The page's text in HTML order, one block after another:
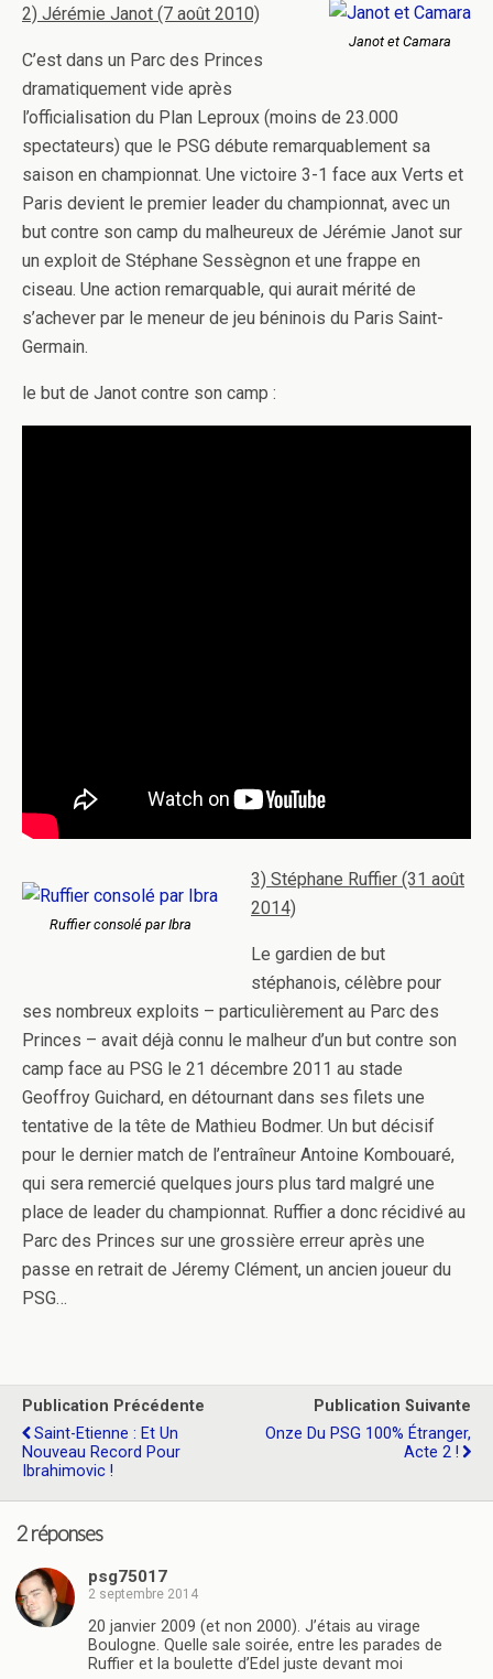
Janot et Camara
2) Jérémie Janot (7 août 2010)
C’est dans un Parc des Princes
dramatiquement vide après
l’officialisation du Plan Leproux (moins de 23.000
spectateurs) que le PSG débute remarquablement sa
saison en championnat. Une victoire 3-1 face aux Verts et
Paris devient le premier leader du championnat, avec un
but contre son camp du malheureux de Jérémie Janot sur
un exploit de Stéphane Sessègnon et une frappe en
ciseau. Une action remarquable, qui aurait mérité de
s’achever par le meneur de jeu béninois du Paris Saint-
Germain.
le but de Janot contre son camp :
Ruffier consolé par Ibra
3) Stéphane Ruffier (31 août
2014)
Le gardien de but
stéphanois, célèbre pour
ses nombreux exploits – particulièrement au Parc des
Princes – avait déjà connu le malheur d’un but contre son
camp face au PSG le 21 décembre 2011 au stade
Geoffroy Guichard, en détournant dans ses filets une
tentative de la tête de Mathieu Bodmer. Un but décisif
pour le dernier match de l’entraîneur Antoine Kombouaré,
qui sera remercié quelques jours plus tard malgré une
place de leader du championnat. Ruffier a donc récidivé au
Parc des Princes sur une grossière erreur après une
passe en retrait de Jéremy Clément, un ancien joueur du
PSG…
Publication Précédente
Saint-Etienne : Et Un
Nouveau Record Pour
Ibrahimovic !
Publication Suivante
Onze Du PSG 100% Étranger,
Acte 2 !
2 réponses
psg75017
2 septembre 2014
20 janvier 2009 (et non 2000). J’étais au virage
Boulogne. Quelle sale soirée, entre les parades de
Ruffier et la boulette d’Edel juste devant moi